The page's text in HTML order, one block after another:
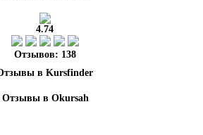
4.74
Отзывов: 138
Отзывы в Okursah